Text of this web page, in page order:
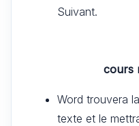
Suivant.
cours
Word trouvera
texte et le